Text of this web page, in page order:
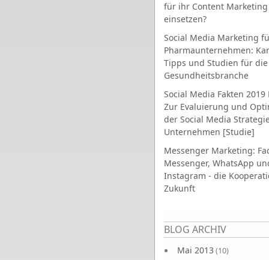
für ihr Content Marketing
einsetzen?
Social Media Marketing
Pharmaunternehmen:
Tipps und Studien für die
Gesundheitsbranche
Social Media Fakten 2019
Zur Evaluierung und
der Social Media
Unternehmen [Studie]
Messenger Marketing:
Messenger, WhatsApp
Instagram - die
Zukunft
BLOG ARCHIV
Mai 2013 (10)
Seiten